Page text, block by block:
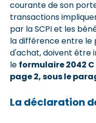
courante de son
transactions
par la SCPI et les
la différence entre le
d'achat, doivent être
le formulaire 2042
page 2, sous le
La déclaration